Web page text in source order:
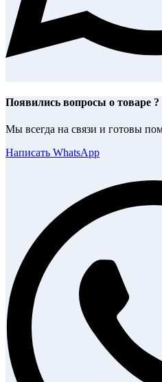
Появились вопросы о товаре ?
Мы всегда на связи и готовы
Написать WhatsApp